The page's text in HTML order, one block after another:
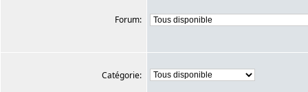
Forum:
Catégorie: